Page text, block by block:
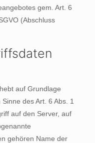
gem. Art. 6
(Abschluss
auf Grundlage
des Art. 6 Abs. 1
auf den Server, auf
gehören Name der